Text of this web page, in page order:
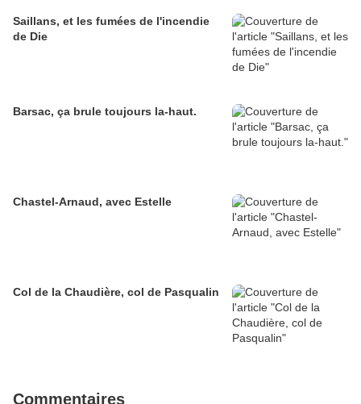
Saillans, et les fumées de l'incendie
de Die
Barsac, ça brule toujours la-haut.
Chastel-Arnaud, avec Estelle
Col de la Chaudière, col de Pasqualin
Commentaires